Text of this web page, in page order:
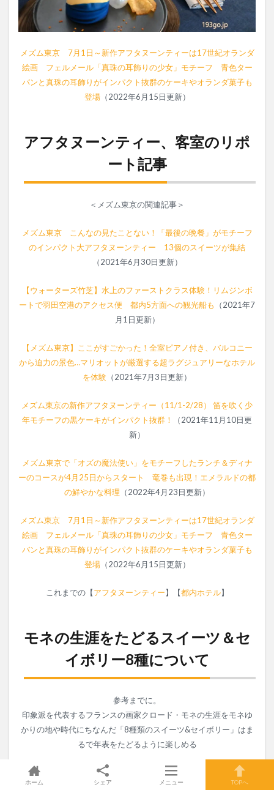
メズム東京 7月1日～新作アフタヌーンティーは17世紀オランダ
絵画 フェルメール「真珠の耳飾りの少女」モチーフ 青色ター
バンと真珠の耳飾りがインパクト抜群のケーキやオランダ菓子も
登場（2022年6月15日更新）
アフタヌーンティー、客室のリポ
ート記事
＜メズム東京の関連記事＞
メズム東京 こんなの見たことない！「最後の晩餐」がモチーフ
のインパクト大アフタヌーンティー 13個のスイーツが集結
（2021年6月30日更新）
【ウォーターズ竹芝】水上のファーストクラス体験！リムジンボ
ートで羽田空港のアクセス便 都内5方面への観光船も
（2021年7
月1日更新）
【メズム東京】ここがすごかった！全室ピアノ付き、バルコニー
から迫力の景色…マリオットが厳選する超ラグジュアリーなホテル
を体験 （2021年7月3日更新）
メズム東京の新作アフタヌーンティー（11/1-2/28） 笛を吹く少
年モチーフの黒ケーキがインパクト抜群！
（2021年11月10日更
新）
メズム東京で「オズの魔法使い」をモチーフしたランチ＆ディナ
ーのコースが4月25日からスタート 竜巻も出現！エメラルドの都
の鮮やかな料理 （2022年4月23日更新）
メズム東京 7月1日～新作アフタヌーンティーは17世紀オランダ
絵画 フェルメール「真珠の耳飾りの少女」モチーフ 青色ター
バンと真珠の耳飾りがインパクト抜群のケーキやオランダ菓子も
登場（2022年6月15日更新）
これまでの【アフタヌーンティー】【都内ホテル】
モネの生涯をたどるスイーツ＆セ
イボリー8種について
参考までに。
印象派を代表するフランスの画家クロード・モネの生涯をモネゆ
かりの地や時代にちなんだ「8種類のスイーツ&セイボリー」はま
るで年表をたどるように楽しめる
《サントノーレ》 1840 パリ9区で生まれる。
モネが誕生した1840年頃にパリの菓子職人によって考案されたお
ホーム シェア メニュー TOPへ